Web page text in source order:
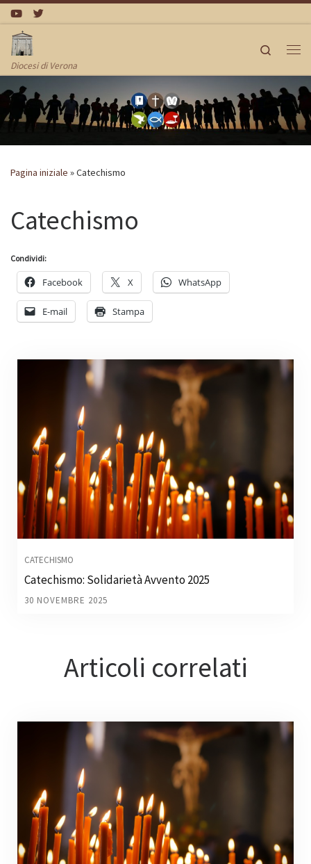
Passa al contenuto
Diocesi di Verona
Search
Pagina iniziale »Catechismo
Catechismo
Condividi:
Facebook X WhatsApp
E-mail Stampa
CATECHISMO
Catechismo: Solidarietà Avvento 2025
30 NOVEMBRE 2025
Articoli correlati